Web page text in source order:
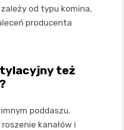
od typu komina,
producenta
też
poddaszu.
kanałów i